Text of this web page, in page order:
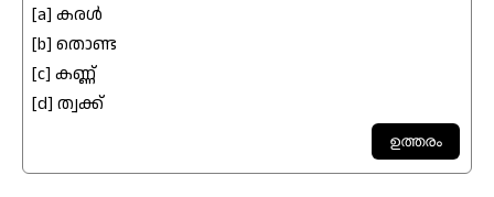
[a] കരൾ
[b] തൊണ്ട
[c] കണ്ണ്
[d] ത്വക്ക്